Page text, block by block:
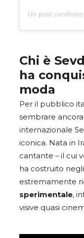
Chi è
ha
moda
Per il pubblico
sembrare
internazionale
iconica. Nata in
cantante – il cui
ha costruito
estremamente
sperimentale,
visive quasi